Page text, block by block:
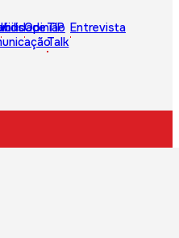
KidsOpinião
TIP
Talk
Entrevista